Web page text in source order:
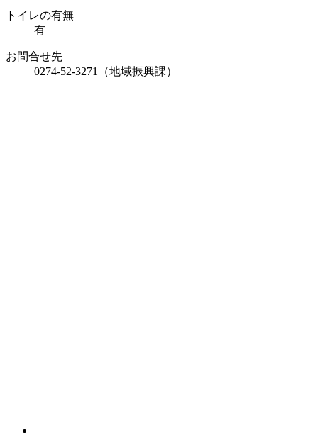
トイレの有無
有
お問合せ先
0274-52-3271（地域振興課）